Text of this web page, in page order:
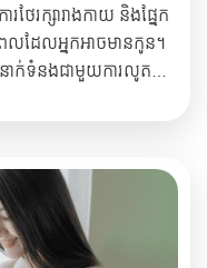
ថែរក្សារាងកាយ និងផ្នែក
េលដែលអ្នកអាចមានកូន។
ាក់ទំនងជាមួយការលូត
acid ជាប្រភេទក្រុម